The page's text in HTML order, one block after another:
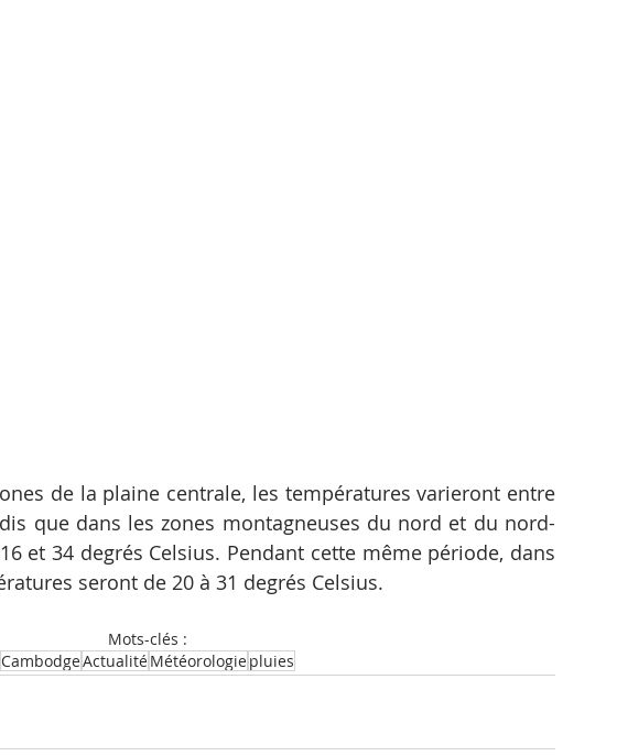
de la plaine centrale, les températures varieront entre
que dans les zones montagneuses du nord et du nord-
et 34 degrés Celsius. Pendant cette même période, dans
seront de 20 à 31 degrés Celsius.
Mots-clés :
CambodgeActualitéMétéorologiepluies